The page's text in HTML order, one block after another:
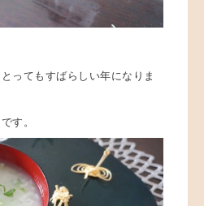
ってもすばらしい年になりま
す。